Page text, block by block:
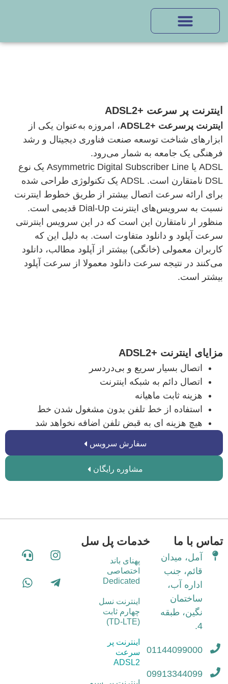
اینترنت پر سرعت +ADSL2
اینترنت پرسرعت +ADSL2
، امروزه به‌عنوان یکی از
ابزارهای شناخت توسعه صنعت فناوری دیجیتال و رشد
فرهنگی یک جامعه به شمار می‌رود.
ADSL یا Asymmetric Digital Subscriber Line یک نوع
DSL نامتقارن است. ADSL یک تکنولوژی طراحی شده
برای ارائه سرعت اتصال بیشتر از طریق خطوط اینترنت
نسبت به سرویس‌های اینترنت Dial-Up قدیمی است.
منظور ار نامتقارن این است که در این سرویس اینترنتی
سرعت آپلود و دانلود متفاوت است. به دلیل این که
کاربران معمولی (خانگی) بیشتر از آپلود مطالب، دانلود
می‌کنند در نتیجه سرعت دانلود معمولا از سرعت آپلود
بیشتر است.
مزایای اینترنت +ADSL2
اتصال بسیار سریع و بی‌دردسر
اتصال دائم به شبکه اینترنت
هزینه ثابت ماهیانه
استفاده از خط تلفن بدون مشغول شدن خط
هیچ هزینه ای به قبض تلفن اضافه نخواهد شد
سفارش سرویس
مشاوره رایگان
تماس با ما
آمل، میدان
قائم، جنب
اداره آب،
ساختمان
نگین، طبقه
4.
01144099000
09913344099
خدمات پل سل
پهنای باند
اختصاصی
Dedicated
اینترنت نسل
چهارم ثابت
(TD-LTE)
اینترنت پر
سرعت
ADSL2